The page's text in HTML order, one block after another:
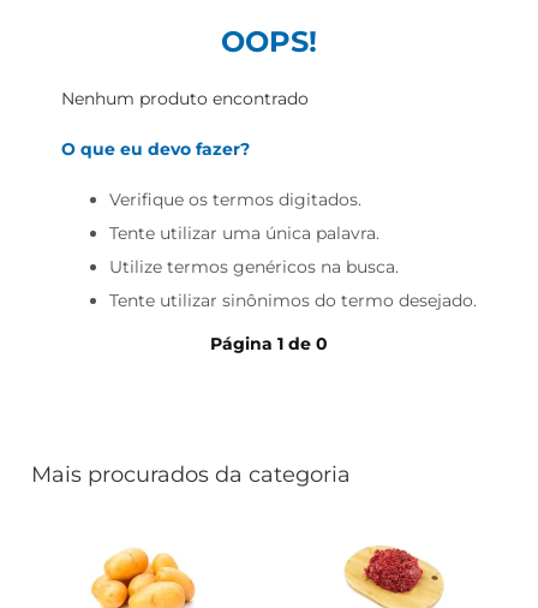
OOPS!
Nenhum produto encontrado
O que eu devo fazer?
Verifique os termos digitados.
Tente utilizar uma única palavra.
Utilize termos genéricos na busca.
Tente utilizar sinônimos do termo desejado.
Página 1de 0
Mais procurados da categoria